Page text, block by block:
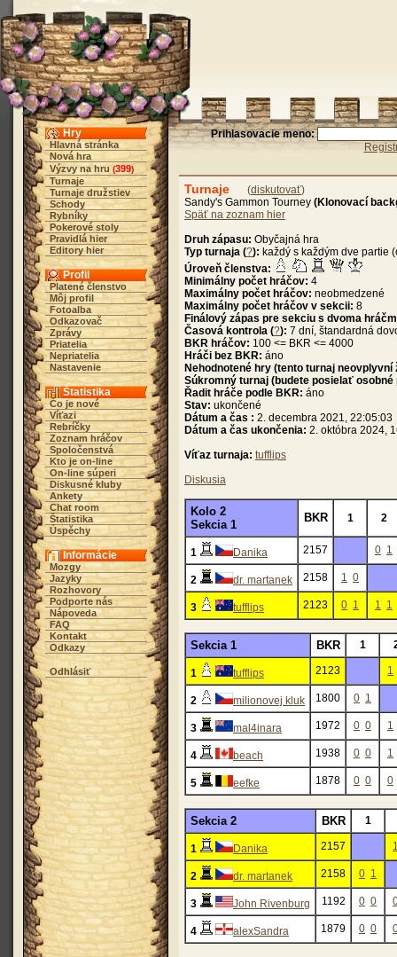
Hry
Hlavná stránka
Nová hra
Výzvy na hru (399)
Turnaje
Turnaje družstiev
Schody
Rybníky
Pokerové stoly
Pravidlá hier
Editory hier
Profil
Platené členstvo
Môj profil
Fotoalba
Odkazovač
Zprávy
Priatelia
Nepriatelia
Nastavenie
Štatistika
Čo je nové
Víťazi
Rebríčky
Zoznam hráčov
Spoločenstvá
Kto je on-line
On-line súperi
Diskusné kluby
Ankety
Chat room
Štatistika
Úspěchy
Informácie
Mozgy
Jazyky
Rozhovory
Podporte nás
Nápoveda
FAQ
Kontakt
Odkazy
Odhlásiť
Prihlasovacie meno:
Turnaje (diskutovať)
Sandy's Gammon Tourney (Klonovací
Späť na zoznam hier
Druh zápasu: Obyčajná hra
Typ turnaja (?): každý s každým dve partie
Úroveň členstva:
Minimálny počet hráčov: 4
Maximálny počet hráčov: neobmedzené
Maximálny počet hráčov v sekcii: 8
Finálový zápas pre sekciu s dvoma
Časová kontrola (?): 7 dní, štandardná
BKR hráčov: 100 <= BKR <= 4000
Hráči bez BKR: áno
Nehodnotené hry (tento turnaj neovplyvní
Súkromný turnaj (budete posielať osobné
Řadit hráče podle BKR: áno
Stav: ukončené
Dátum a čas : 2. decembra 2021, 22:05:03
Dátum a čas ukončenia: 2. októbra 2024,
Víťaz turnaja: tufflips
Diskusia
Kolo 2
Sekcia 1
BKR 1 2
1 Danika 2157 0 1
2 dr. martanek 2158 1 0
3 tufflips 2123 0 1 1 1
Sekcia 1 BKR 1
1 tufflips 2123 1
2 milionovej kluk 1800 0 1
3 mal4inara 1972 0 0 1
4 beach 1938 0 0 1
5 eefke 1878 0 0 0
Sekcia 2 BKR 1
1 Danika 2157
2 dr. martanek 2158 0 1
3 John Rivenburg 1192 0 0
4 alexSandra 1879 0 0